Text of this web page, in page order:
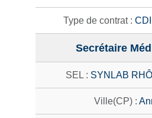
Secrétaire
SYNLAB